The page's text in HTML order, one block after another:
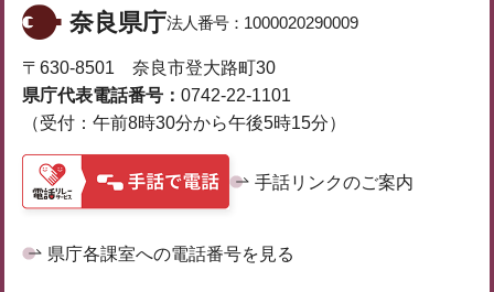
奈良県庁法人番号： 1000020290009
〒630-8501 奈良市登大路町30
県庁代表電話番号： 0742-22-1101
（受付：午前8時30分から午後5時15分）
手話リンクのご案内
県庁各課室への電話番号を見る